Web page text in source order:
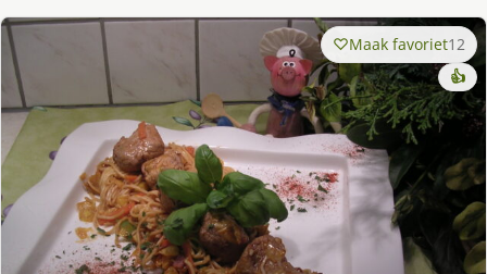
Maak favoriet12
👍